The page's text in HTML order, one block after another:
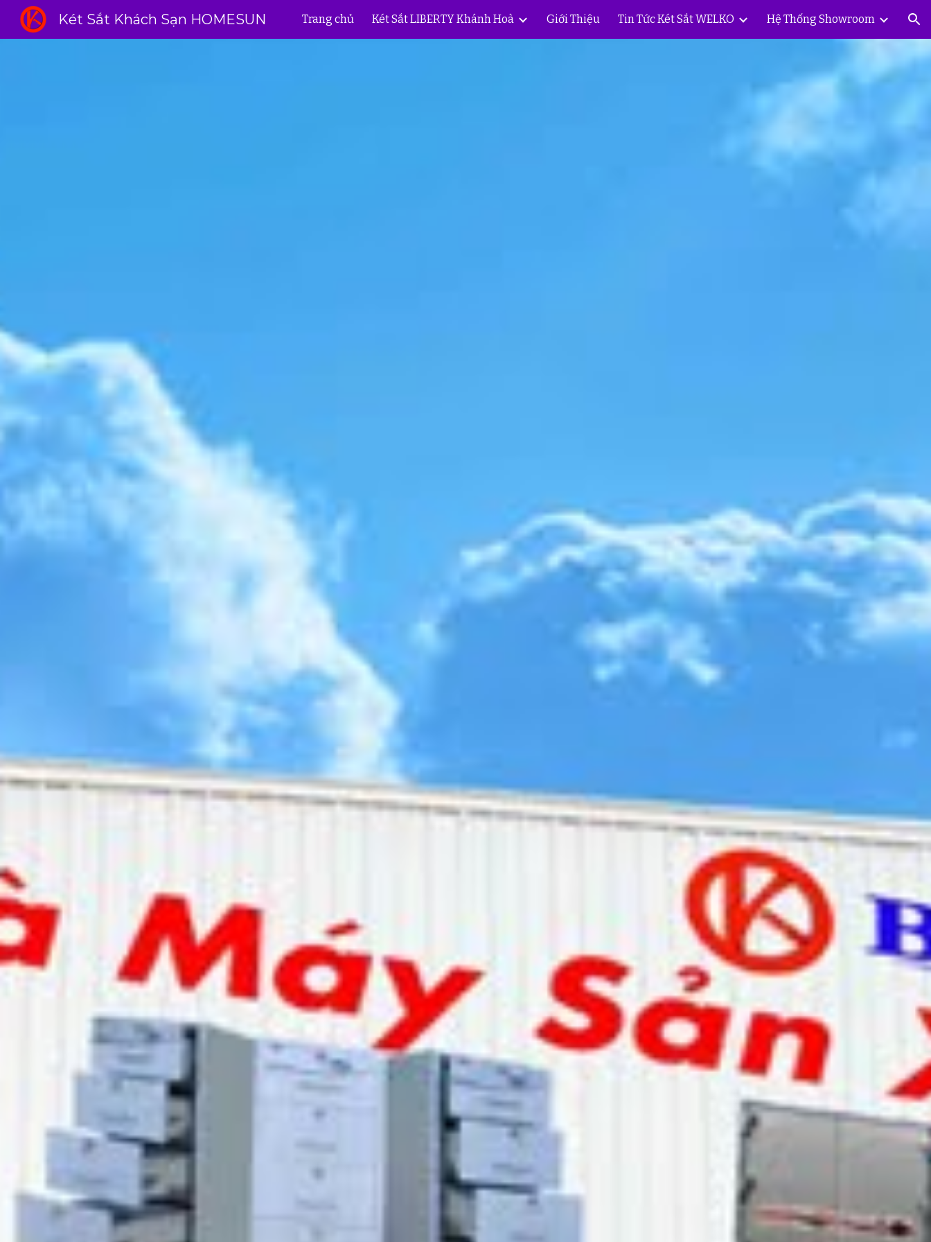
Skip to main content Skip to navigation
Két Sắt Khách Sạn HOMESUN Trang chủ Két Sắt LIBERTY Khánh Hoà Giới Thiệu Tin Tức Két Sắt WELKO Hệ Thống Showroom